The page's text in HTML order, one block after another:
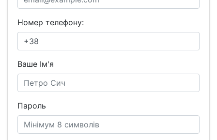
Номер телефону:
Ваше Ім'я
Пароль